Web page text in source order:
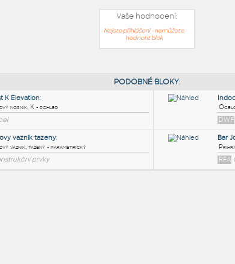
Vaše hodnocení:
Nejste přihlášeni - nemůžete
hodnotit blok